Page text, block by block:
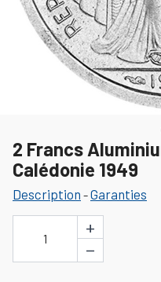
2 Francs
Calédonie 1949
Description -Garanties
1
+
−